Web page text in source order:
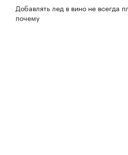
Добавлять лед в вино не всегда
почему